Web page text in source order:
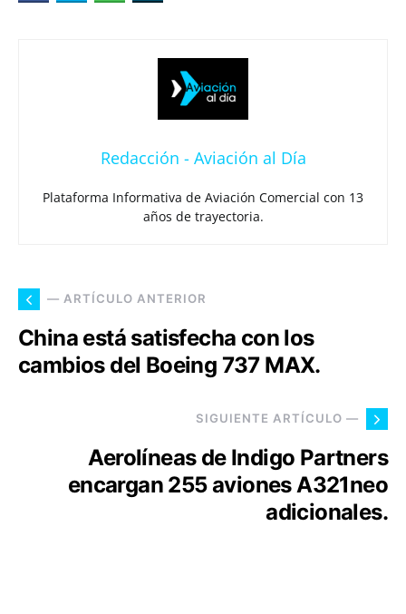
Redacción - Aviación al Día
Plataforma Informativa de Aviación Comercial con 13
años de trayectoria.
— ARTÍCULO ANTERIOR
China está satisfecha con los
cambios del Boeing 737 MAX.
SIGUIENTE ARTÍCULO —
Aerolíneas de Indigo Partners
encargan 255 aviones A321neo
adicionales.